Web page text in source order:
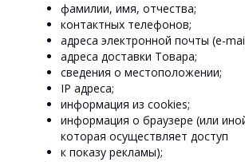
фамилии, имя, отчества;
контактных телефонов;
адреса электронной почты (e-
адреса доставки Товара;
сведения о местоположении;
IP адреса;
информация из cookies;
информация о браузере (или
которая осуществляет доступ
к показу рекламы);